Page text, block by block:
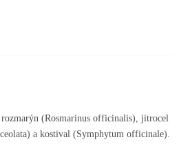
(Rosmarinus officinalis), jitrocel
a kostival (Symphytum officinale).